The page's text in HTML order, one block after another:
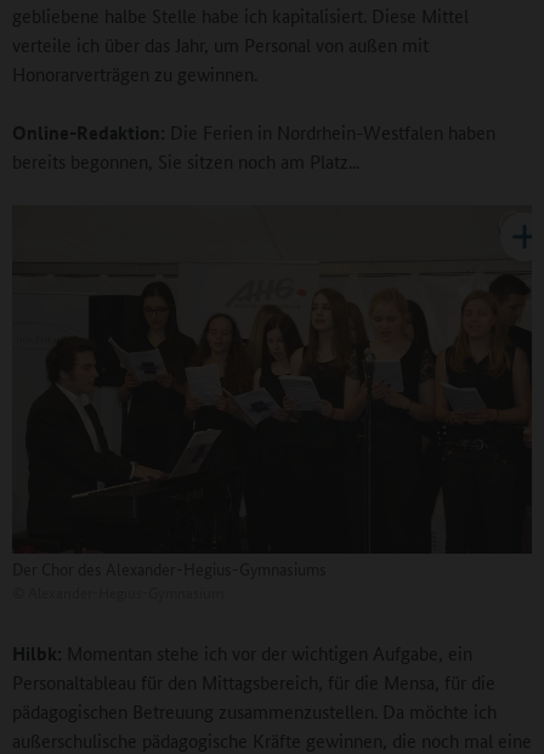
gebliebene halbe Stelle habe ich kapitalisiert. Diese Mittel
verteile ich über das Jahr, um Personal von außen mit
Honorarverträgen zu gewinnen.
Online-Redaktion: Die Ferien in Nordrhein-Westfalen haben
bereits begonnen, Sie sitzen noch am Platz...
Hilbk: Momentan stehe ich vor der wichtigen Aufgabe, ein
Personaltableau für den Mittagsbereich, für die Mensa, für die
pädagogischen Betreuung zusammenzustellen. Da möchte ich
außerschulische pädagogische Kräfte gewinnen, die noch mal eine